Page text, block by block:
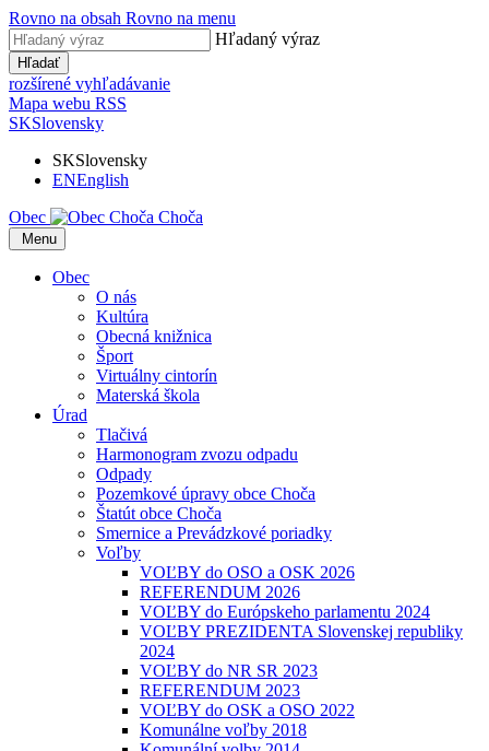
Rovno na obsah Rovno na menu
Hľadaný výraz
Hľadať
rozšírené vyhľadávanie
Mapa webu RSS
SKSlovensky
SKSlovensky
ENEnglish
Obec
Choča
Menu
Obec
O nás
Kultúra
Obecná knižnica
Šport
Virtuálny cintorín
Materská škola
Úrad
Tlačivá
Harmonogram zvozu odpadu
Odpady
Pozemkové úpravy obce Choča
Štatút obce Choča
Smernice a Prevádzkové poriadky
Voľby
VOĽBY do OSO a OSK 2026
REFERENDUM 2026
VOĽBY do Európskeho parlamentu 2024
VOĽBY PREZIDENTA Slovenskej republiky
2024
VOĽBY do NR SR 2023
REFERENDUM 2023
VOĽBY do OSK a OSO 2022
Komunálne voľby 2018